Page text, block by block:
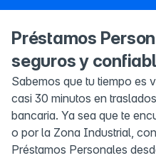
Préstamos
seguros y
Sabemos que tu tiempo es
casi 30 minutos en
bancaria. Ya sea que te
o por la Zona Industrial,
Préstamos Personales